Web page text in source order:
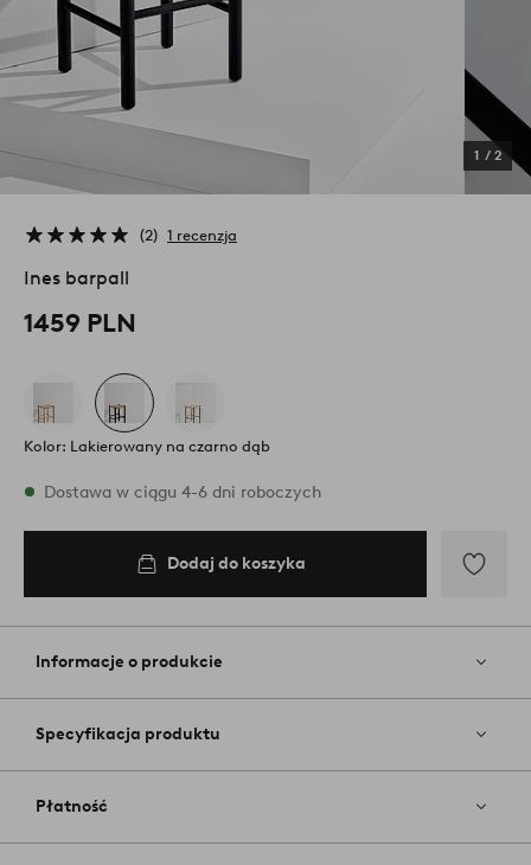
1 / 2
2 1 recenzja
Ines barpall
1459 PLN
Kolor: Lakierowany na czarno dąb
W magazynie
Dostawa w ciągu 4-6 dni roboczych
Dodaj do koszyka
do
Informacje o produkcie
Specyfikacja produktu
Płatność